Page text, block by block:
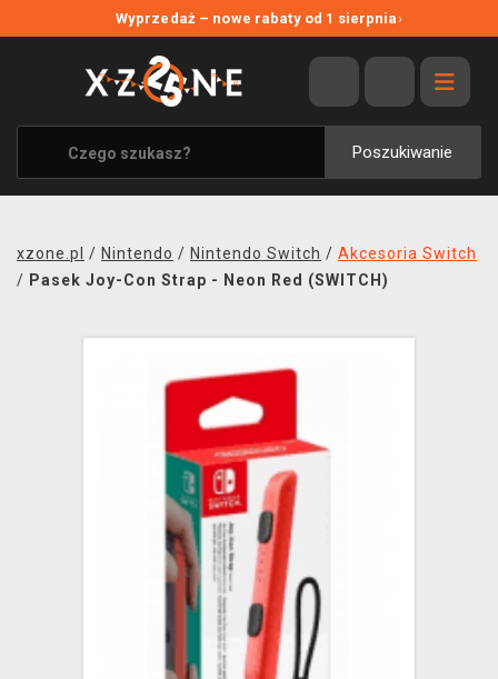
Wyprzedaż – nowe rabaty od 1 sierpnia›
Poszukiwanie
WYPRZEDAŻ
WSZYSTKIE MARKI
XZONE ORIGINALS
UBRANIA I AKCESORIA
SOUNDTRACKI
xzone.pl / Nintendo / Nintendo Switch / Akcesoria Switch
/ Pasek Joy-Con Strap - Neon Red (SWITCH)